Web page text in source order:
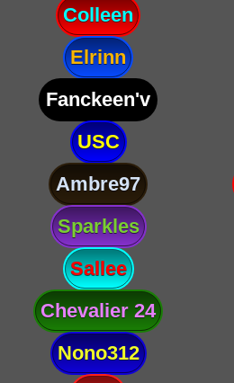
Colleen
Elrinn
Fanckeen'v
USC
Ambre97
Sparkles
Sallee
Chevalier 24
Nono312